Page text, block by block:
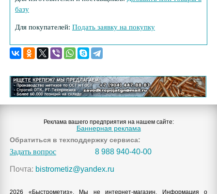
базу
Для покупателей: Подать заявку на покупку
Реклама вашего предприятия на нашем сайте:
Баннерная реклама
Обратиться в техподдержку сервиса:
Задать вопрос 8 988 940-40-00
Почта: bistrometiz@yandex.ru
2026 «Быстрометиз». Мы не интернет-магазин. Информация о